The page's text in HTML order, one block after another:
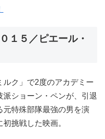
１５／ピエール・
ルク」で2度のアカデミー
ショーン・ペンが、引退
元特殊部隊最強の男を演
挑戦した映画。